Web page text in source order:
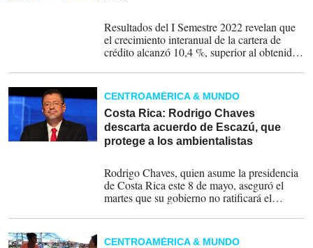
Resultados del I Semestre 2022 revelan que
el crecimiento interanual de la cartera de
crédito alcanzó 10,4 %, superior al obtenido
CENTROAMÉRICA & MUNDO
Costa Rica: Rodrigo Chaves
descarta acuerdo de Escazú, que
protege a los ambientalistas
Rodrigo Chaves, quien asume la presidencia
de Costa Rica este 8 de mayo, aseguró el
martes que su gobierno no ratificará el
la protección de los ambientalistas y del cual
su país fue impulsor y sede para su firma.
CENTROAMÉRICA & MUNDO